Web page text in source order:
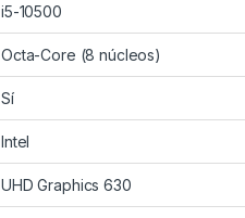
i5-10500
Octa-Core (8 núcleos)
Sí
Intel
UHD Graphics 630